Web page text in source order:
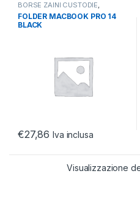
BORSE ZAINI CUSTODIE,
CUSTODIE , CUSTODIE
NOTEBOOK/TABLET
FOLDER MACBOOK PRO 14
BLACK
€27,86 Iva inclusa
Visualizzazione